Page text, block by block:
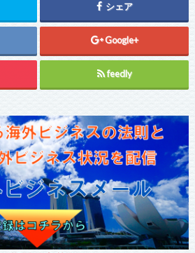
シェア
Google+
feedly